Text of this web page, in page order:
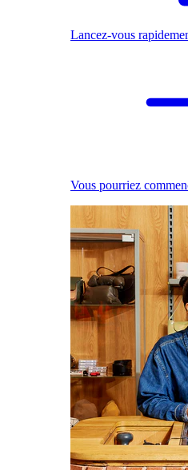
Lancez-vous
Vous pourriez